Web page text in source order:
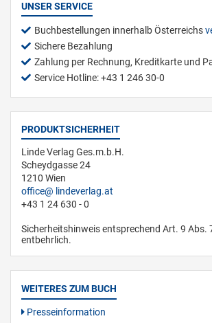
UNSER SERVICE
Buchbestellungen innerhalb Österreichs
Sichere Bezahlung
Zahlung per Rechnung, Kreditkarte und
Service Hotline: +43 1 246 30-0
PRODUKTSICHERHEIT
Linde Verlag Ges.m.b.H.
Scheydgasse 24
1210 Wien
office
lindeverlag.at
+43 1 24 630 - 0
Sicherheitshinweis entsprechend Art. 9 Abs.
entbehrlich.
WEITERES ZUM BUCH
Presseinformation